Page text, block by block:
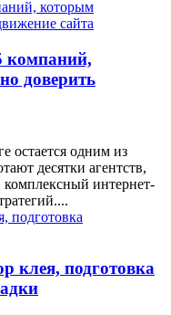
компаний,
доверить
остается одним из
десятки агентств,
интернет-
клея, подготовка